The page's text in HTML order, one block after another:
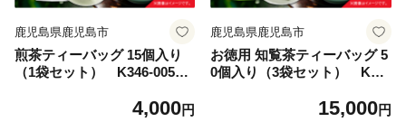
鹿児島県鹿児島市
煎茶ティーバッグ 15個入り
（1袋セット） K346-005_0
4,000円
鹿児島県鹿児島市
お徳用 知覧茶ティーバッグ 5
0個入り（3袋セット） K34
15,000円